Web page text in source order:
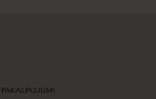
PAKALPOJUMI